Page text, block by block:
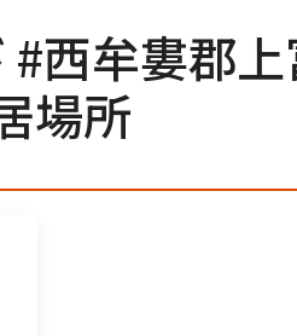
西牟婁郡
場所